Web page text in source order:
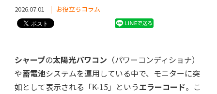
2026.07.01 お役立ちコラム
シャープの太陽光パワコン （パワーコンディショナ）
や蓄電池システムを運用している中で、モニターに突
如として表示される「K-15」というエラーコード。こ